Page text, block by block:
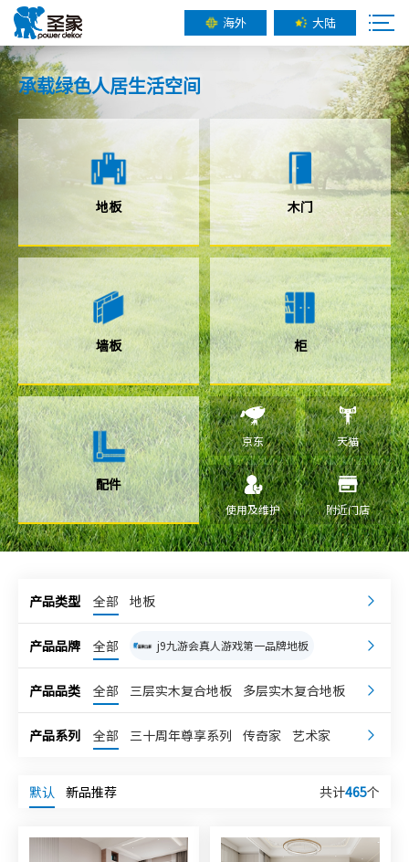
海外 大陆
承载绿色人居生活空间
地板 木门
墙板 柜
配件
京东 天猫
使用及维护 附近门店
产品类型 全部 地板
产品品牌 全部 j9九游会真人游戏第一品牌地板
j9九游会真人游戏第一品牌康逸
产品品类 全部 三层实木复合地板
多层实木复合地板
j9九游会真人游戏第一品牌柔石
产品系列 全部 三十周年尊享系列 传奇家 艺术家
第五大道系列
真木纹系列 印记时代系列 地暖专用地板
默认 新品推荐 共计465个